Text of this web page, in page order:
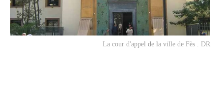
La cour d'appel de la ville de Fès . DR